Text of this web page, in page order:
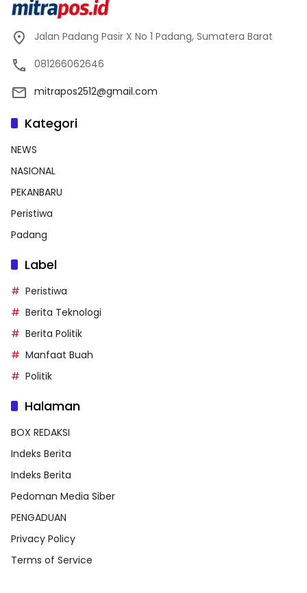
Jalan Padang Pasir X No 1 Padang, Sumatera Barat
081266062646
mitrapos2512@gmail.com
Kategori
NEWS
NASIONAL
PEKANBARU
Peristiwa
Padang
Label
Peristiwa
Berita Teknologi
Berita Politik
Manfaat Buah
Politik
Halaman
BOX REDAKSI
Indeks Berita
Indeks Berita
Pedoman Media Siber
PENGADUAN
Privacy Policy
Terms of Service